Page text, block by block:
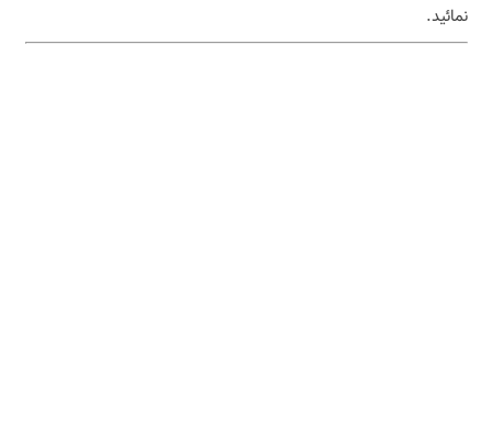
نمائید.